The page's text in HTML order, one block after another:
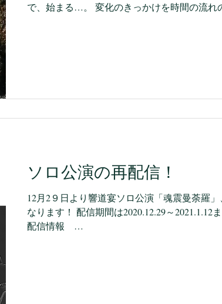
で、始まる…。 変化のきっかけを時間の流れのなかで、
ソロ公演の再配信！
12月2９日より響道宴ソロ公演「魂震曼荼羅」
なります！ 配信期間は2020.12.29～2021.1.12ま
配信情報